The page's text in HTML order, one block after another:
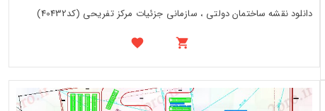
دانلود نقشه ساختمان دولتی ، سازمانی جزئیات مرکز تفریحی (کد40432)